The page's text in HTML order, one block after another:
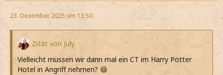
23. Dezember 2025 um 13:50
Zitat von July
Vielleicht müssen wir dann mal ein CT im Harry Potter
Hotel in Angriff nehmen? 😄